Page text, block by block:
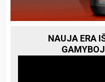
NAUJA ERA